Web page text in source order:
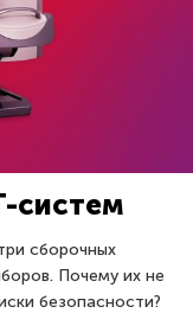
систем
сборочных
Почему их не
безопасности?